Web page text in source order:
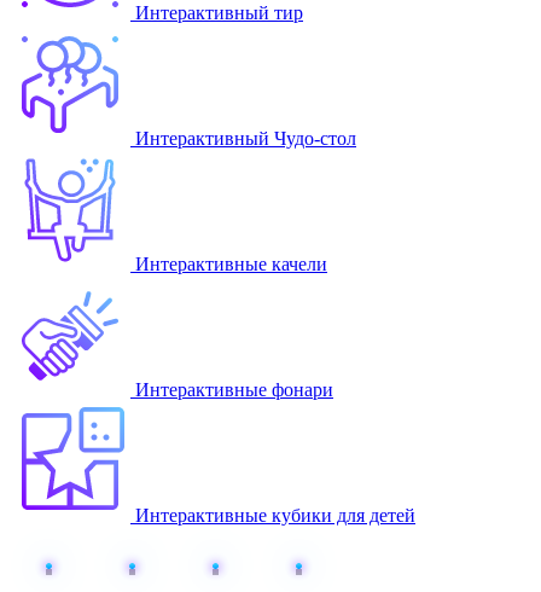
Интерактивный тир
Интерактивный Чудо-стол
Интерактивные качели
Интерактивные фонари
Интерактивные кубики для детей